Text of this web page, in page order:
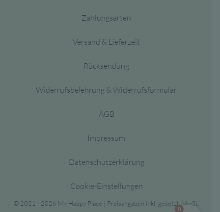
Zahlungsarten
Versand & Lieferzeit
Rücksendung
Widerrufsbelehrung & Widerrufsformular
AGB
Impressum
Datenschutzerklärung
Cookie-Einstellungen
© 2021 - 2026 My Happy Place | Preisangaben inkl. gesetzl. MwSt.
0